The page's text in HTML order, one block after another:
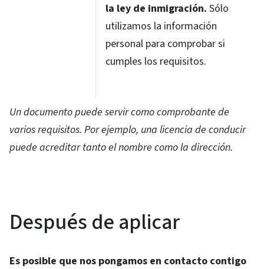
la ley de inmigración. Sólo
utilizamos la información
personal para comprobar si
cumples los requisitos.
Un documento puede servir como comprobante de
varios requisitos. Por ejemplo, una licencia de conducir
puede acreditar tanto el nombre como la dirección.
Después de aplicar
Es posible que nos pongamos en contacto contigo